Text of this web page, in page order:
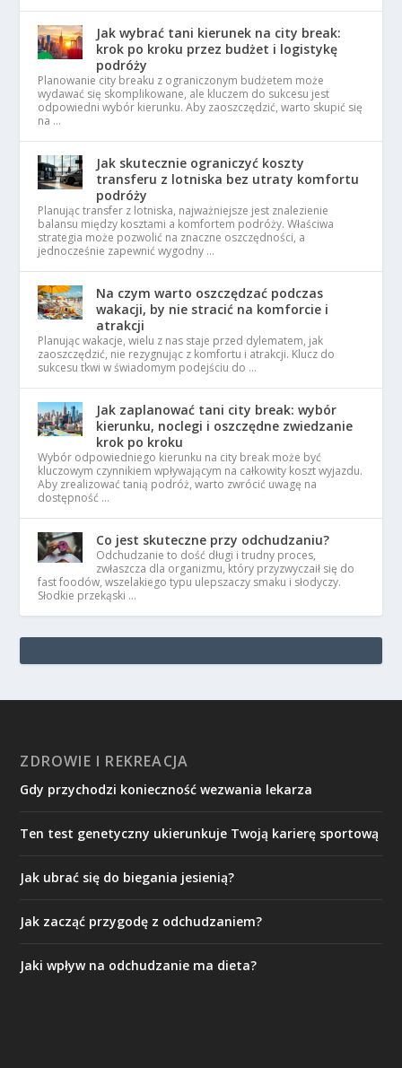
Jak wybrać tani kierunek na city break:
krok po kroku przez budżet i logistykę
podróży
Planowanie city breaku z ograniczonym budżetem może
wydawać się skomplikowane, ale kluczem do sukcesu jest
odpowiedni wybór kierunku. Aby zaoszczędzić, warto skupić się
na …
Jak skutecznie ograniczyć koszty
transferu z lotniska bez utraty komfortu
podróży
Planując transfer z lotniska, najważniejsze jest znalezienie
balansu między kosztami a komfortem podróży. Właściwa
strategia może pozwolić na znaczne oszczędności, a
jednocześnie zapewnić wygodny …
Na czym warto oszczędzać podczas
wakacji, by nie stracić na komforcie i
atrakcji
Planując wakacje, wielu z nas staje przed dylematem, jak
zaoszczędzić, nie rezygnując z komfortu i atrakcji. Klucz do
sukcesu tkwi w świadomym podejściu do …
Jak zaplanować tani city break: wybór
kierunku, noclegi i oszczędne zwiedzanie
krok po kroku
Wybór odpowiedniego kierunku na city break może być
kluczowym czynnikiem wpływającym na całkowity koszt wyjazdu.
Aby zrealizować tanią podróż, warto zwrócić uwagę na
dostępność …
Co jest skuteczne przy odchudzaniu?
Odchudzanie to dość długi i trudny proces,
zwłaszcza dla organizmu, który przyzwyczaił się do
fast foodów, wszelakiego typu ulepszaczy smaku i słodyczy.
Słodkie przekąski …
ZDROWIE I REKREACJA
Gdy przychodzi konieczność wezwania lekarza
Ten test genetyczny ukierunkuje Twoją karierę sportową
Jak ubrać się do biegania jesienią?
Jak zacząć przygodę z odchudzaniem?
Jaki wpływ na odchudzanie ma dieta?